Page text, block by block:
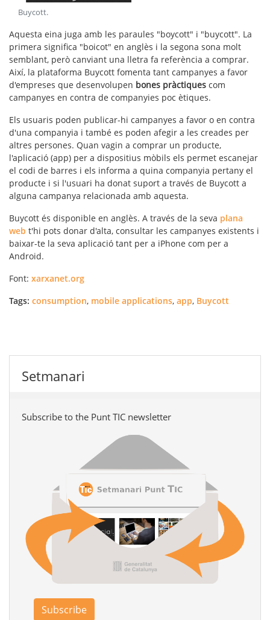
Buycott.
Aquesta eina juga amb les paraules "boycott" i "buycott". La
primera significa "boicot" en anglès i la segona sona molt
semblant, però canviant una lletra fa referència a comprar.
Així, la plataforma Buycott fomenta tant campanyes a favor
d'empreses que desenvolupen bones pràctiques com
campanyes en contra de companyies poc ètiques.
Els usuaris poden publicar-hi campanyes a favor o en contra
d'una companyia i també es poden afegir a les creades per
altres persones. Quan vagin a comprar un producte,
l'aplicació (app) per a dispositius mòbils els permet escanejar
el codi de barres i els informa a quina companyia pertany el
producte i si l'usuari ha donat suport a través de Buycott a
alguna campanya relacionada amb aquesta.
Buycott és disponible en anglès. A través de la seva plana
web t'hi pots donar d'alta, consultar les campanyes existents i
baixar-te la seva aplicació tant per a iPhone com per a
Android.
Font: xarxanet.org
Tags: consumption, mobile applications, app, Buycott
Setmanari
Subscribe to the Punt TIC newsletter
Subscribe